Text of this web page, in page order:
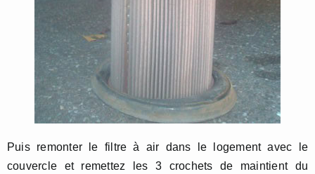
Puis remonter le filtre à air dans le logement avec le
couvercle et remettez les 3 crochets de maintient du